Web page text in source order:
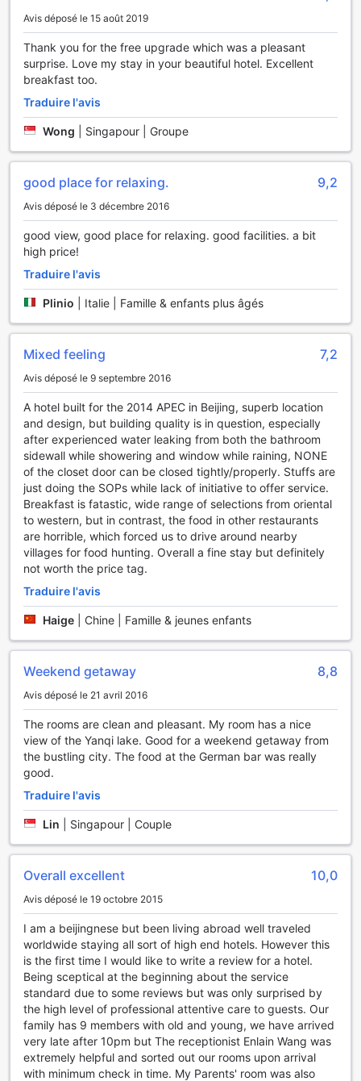
dimanche.
Enfants et lits supplémentaires
Jeunes enfants de 0 à 1 an(s) [inclus]
Séjour gratuit en utilisant la literie existante. Veuillez noter
qu'un lit pour bébé peut entraîner des frais additionnels et
Enfants de 2 à 7 ans
Séjour gratuit en utilisant la literie existante.
Les hôtes de 8 ans et plus sont considérés comme des
adultes.
Les lits supplémentaires dépendent de la chambre que
vous choisissez. Pour plus de détails, veuillez vérifier la
capacité de chaque chambre.
Certains suppléments et des conditions particulières
peuvent s'appliquer si vous réservez plus de 5 chambres
Avis déposé le 15 août 2019
Thank you for the free upgrade which was a pleasant
surprise. Love my stay in your beautiful hotel. Excellent
breakfast too.
Traduire l'avis
Wong Singapour | Groupe
good place for relaxing. 9,2
Avis déposé le 3 décembre 2016
good view, good place for relaxing. good facilities. a bit
high price!
Traduire l'avis
Plinio Italie | Famille & enfants plus âgés
Mixed feeling 7,2
Avis déposé le 9 septembre 2016
A hotel built for the 2014 APEC in Beijing, superb location
and design, but building quality is in question, especially
after experienced water leaking from both the bathroom
sidewall while showering and window while raining, NONE
of the closet door can be closed tightly/properly. Stuffs are
just doing the SOPs while lack of initiative to offer service.
Breakfast is fatastic, wide range of selections from oriental
to western, but in contrast, the food in other restaurants
are horrible, which forced us to drive around nearby
villages for food hunting. Overall a fine stay but definitely
not worth the price tag.
Traduire l'avis
Haige Chine | Famille & jeunes enfants
Weekend getaway 8,8
Avis déposé le 21 avril 2016
The rooms are clean and pleasant. My room has a nice
view of the Yanqi lake. Good for a weekend getaway from
the bustling city. The food at the German bar was really
good.
Traduire l'avis
Lin Singapour | Couple
Overall excellent 10,0
Avis déposé le 19 octobre 2015
I am a beijingnese but been living abroad well traveled
worldwide staying all sort of high end hotels. However this
is the first time I would like to write a review for a hotel.
Being sceptical at the beginning about the service
standard due to some reviews but was only surprised by
the high level of professional attentive care to guests. Our
family has 9 members with old and young, we have arrived
very late after 10pm but The receptionist Enlain Wang was
extremely helpful and sorted out our rooms upon arrival
with minimum check in time. My Parents' room was also